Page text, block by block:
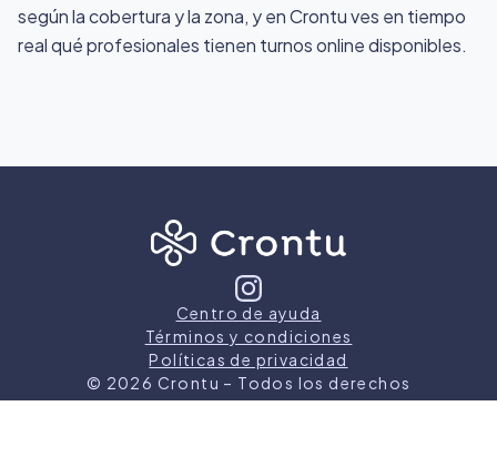
según la cobertura y la zona, y en Crontu ves en tiempo
real qué profesionales tienen turnos online disponibles.
Centro de ayuda
Términos y condiciones
Políticas de privacidad
© 2026 Crontu – Todos los derechos
reservados